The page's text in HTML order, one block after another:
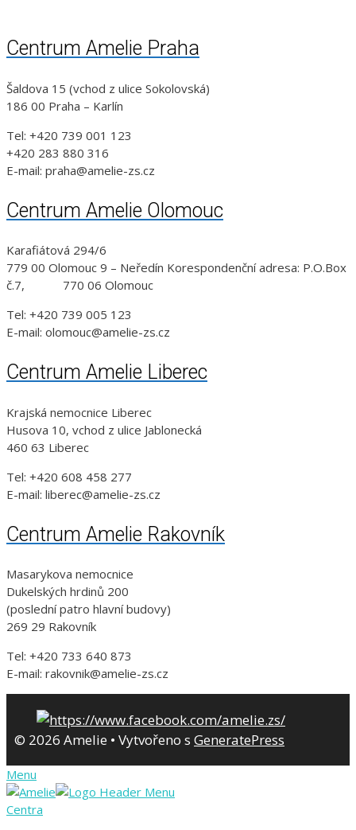
Centrum Amelie Praha
Šaldova 15 (vchod z ulice Sokolovská)
186 00 Praha – Karlín
Tel: +420 739 001 123
+420 283 880 316
E-mail: praha@amelie-zs.cz
Centrum Amelie Olomouc
Karafiátová 294/6
779 00 Olomouc 9 – Neředín Korespondenční adresa: P.O.Box
č.7, 770 06 Olomouc
Tel: +420 739 005 123
E-mail: olomouc@amelie-zs.cz
Centrum Amelie Liberec
Krajská nemocnice Liberec
Husova 10, vchod z ulice Jablonecká
460 63 Liberec
Tel: +420 608 458 277
E-mail: liberec@amelie-zs.cz
Centrum Amelie Rakovník
Masarykova nemocnice
Dukelských hrdinů 200
(poslední patro hlavní budovy)
269 29 Rakovník
Tel: +420 733 640 873
E-mail: rakovnik@amelie-zs.cz
© 2026 Amelie • Vytvořeno s GeneratePress
Menu
Centra